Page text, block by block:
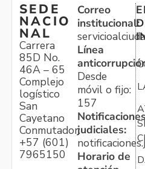
SEDE
NACIO
NAL
Carrera
85D No.
46A – 65
Complejo
logístico
San
Cayetano
Conmutador:
+57 (601)
7965150
Correo
institucional:
Línea
Desde
móvil o fijo:
157
judiciales:
Horario de